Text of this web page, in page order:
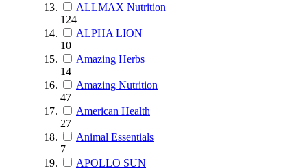
ALLMAX Nutrition
124
ALPHA LION
10
Amazing Herbs
14
Amazing Nutrition
47
American Health
27
Animal Essentials
7
APOLLO SUN